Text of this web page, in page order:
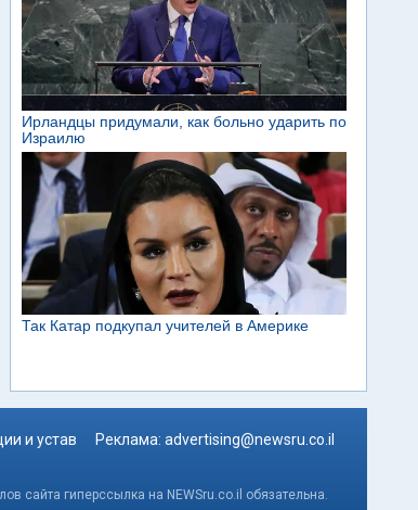
и устав Реклама: advertising@newsru.co.il
сайта гиперссылка на NEWSru.co.il обязательна.